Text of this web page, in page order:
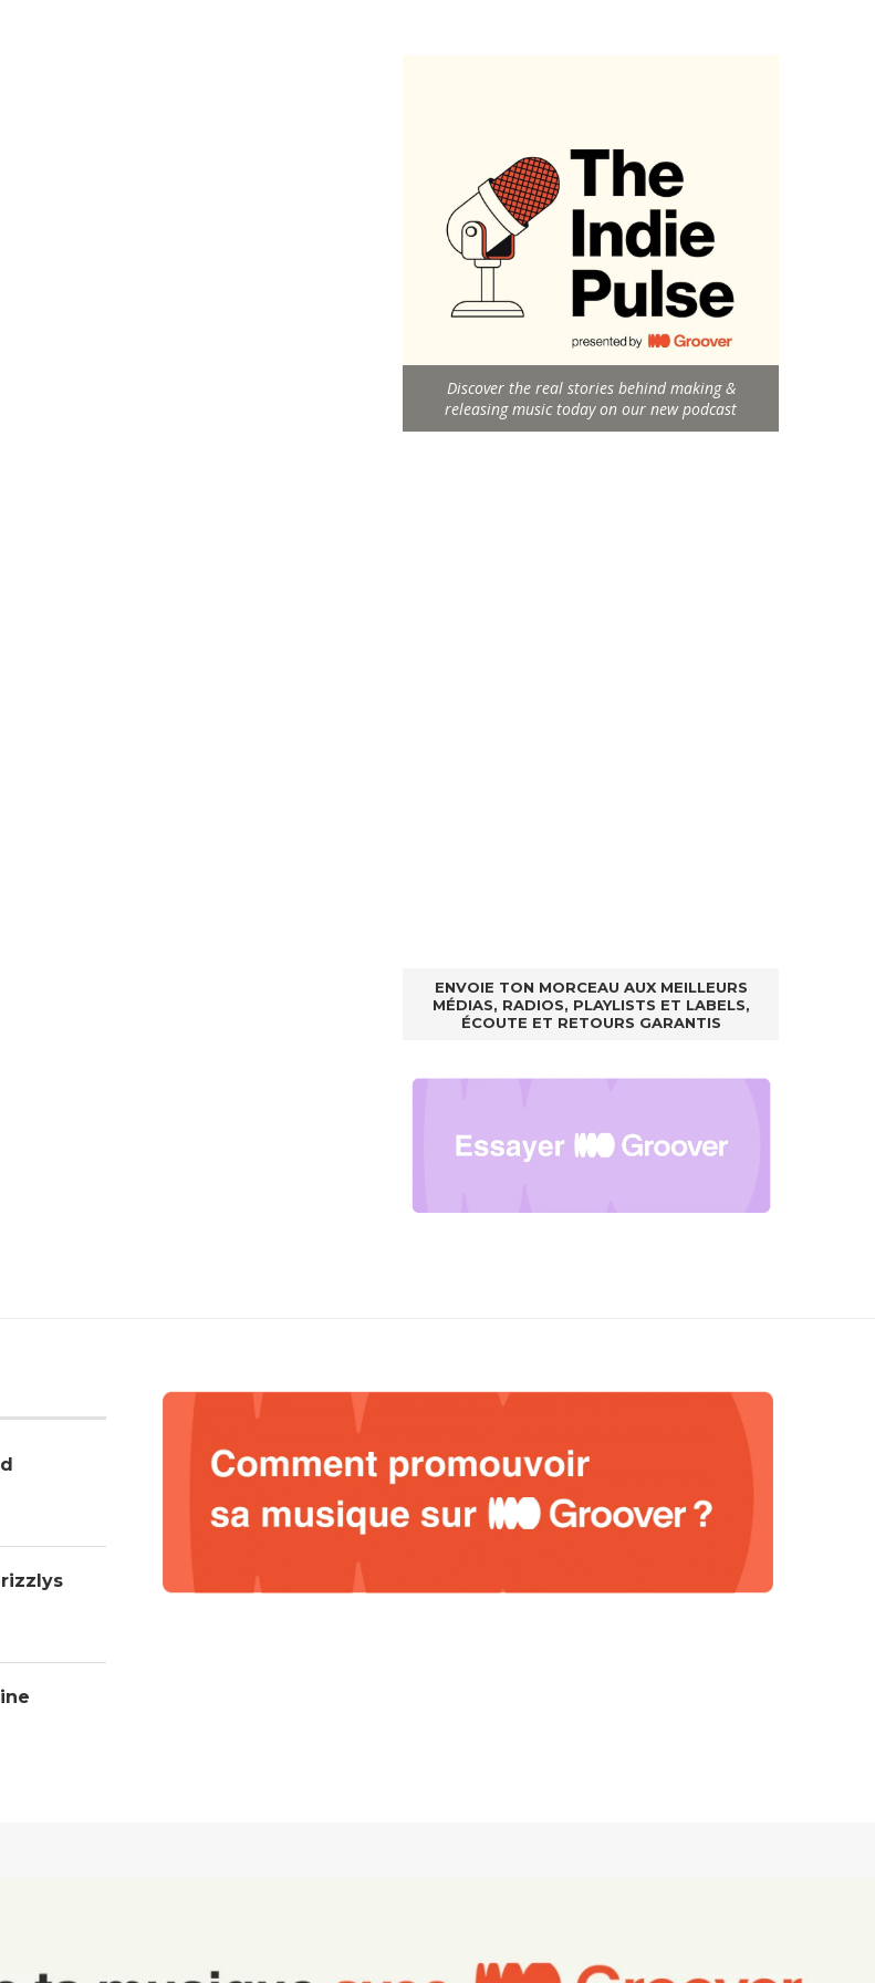
Discover the real stories behind making &
releasing music today on our new podcast
ENVOIE TON MORCEAU AUX MEILLEURS
MÉDIAS, RADIOS, PLAYLISTS ET LABELS,
ÉCOUTE ET RETOURS GARANTIS